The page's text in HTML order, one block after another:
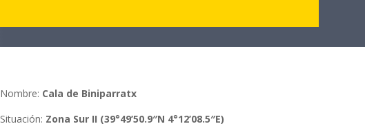
Nombre: Cala de Biniparratx
Situación: Zona Sur II (39°49’50.9″N 4°12’08.5″E)